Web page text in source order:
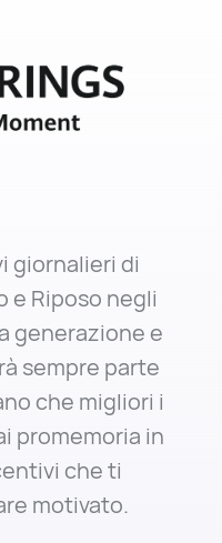
giornalieri di
e Riposo negli
generazione e
sempre parte
che migliori i
promemoria in
che ti
motivato.